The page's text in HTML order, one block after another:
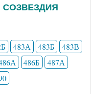
483А 483Б
483В
486Б
487А